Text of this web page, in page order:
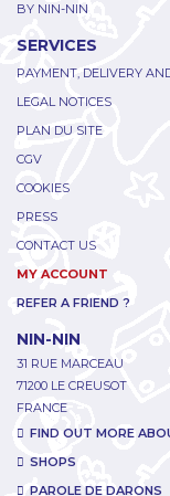
BY NIN-NIN
SERVICES
PAYMENT, DELIVERY
LEGAL NOTICES
PLAN DU SITE
CGV
COOKIES
PRESS
CONTACT US
MY ACCOUNT
REFER A FRIEND ?
NIN-NIN
31 RUE MARCEAU
71200 LE CREUSOT
FRANCE
FIND OUT MORE
SHOPS
PAROLE DE DARONS